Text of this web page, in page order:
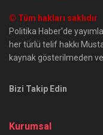
© Tüm hakları saklıdır
Politika Haber'de
her türlü telif hakkı
kaynak gösterilmeden
Bizi Takip Edin
Kurumsal